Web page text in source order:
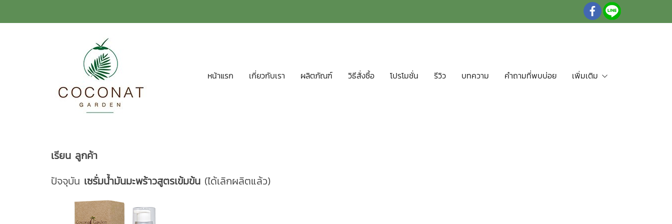
หน้าแรก เกี่ยวกับเรา ผลิตภัณฑ์ วิธีสั่งซื้อ โปรโมชั่น รีวิว บทความ คำถามที่พบบ่อย เพิ่มเติม
เรียน ลูกค้า
ปัจจุบัน เซรั่มน้ำมันมะพร้าวสูตรเข้มข้น (ได้เลิกผลิตแล้ว)